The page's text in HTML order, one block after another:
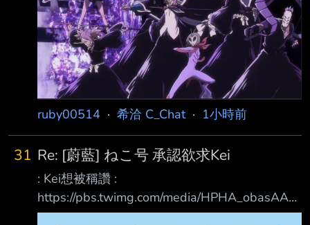
應該有提升才對啊.. 真的是擺拍軍團？？ --
ruby00514 · 希洽 C_Chat· 1小時前
31 Re: [蔚藍] ねこ号 承認欲求Kei
: Kei想被稱讚 :
https://pbs.twimg.com/media/HPHA_obasAAzi
Hp.jpg : 謙虛小桃 :